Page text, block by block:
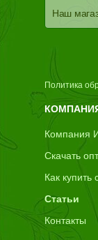
Наш
Политика
Компания
Скачать
Как купить
Статьи
Контакты